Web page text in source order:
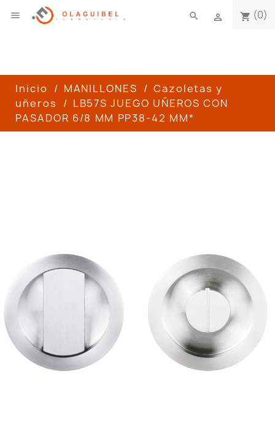
 shopping_cart (0)

search
Inicio MANILLONES
Cazoletas y
uñeros
LB57S JUEGO UÑEROS CON
PASADOR 6/8 MM PP38-42 MM*